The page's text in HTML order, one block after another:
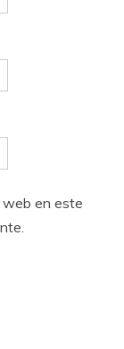
web en este